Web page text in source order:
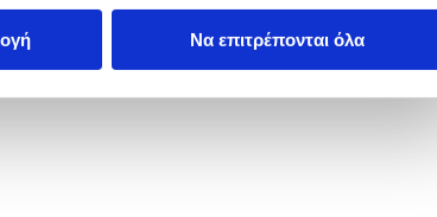
Να επιτρέπονται όλα